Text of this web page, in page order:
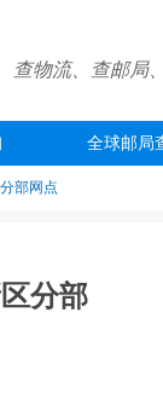
查物流、查邮局
全球邮局
部网点
分部